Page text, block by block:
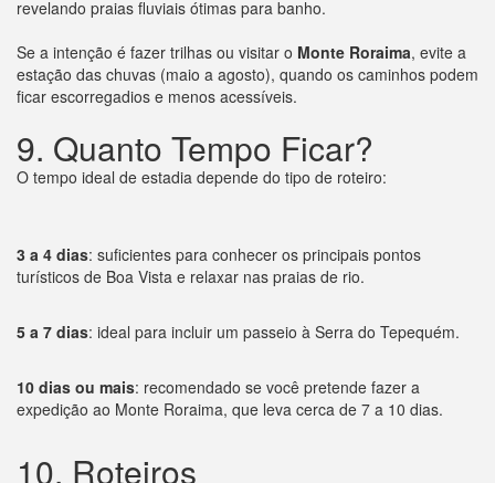
revelando praias fluviais ótimas para banho.
Se a intenção é fazer trilhas ou visitar o Monte Roraima, evite a
estação das chuvas (maio a agosto), quando os caminhos podem
ficar escorregadios e menos acessíveis.
9. Quanto Tempo Ficar?
O tempo ideal de estadia depende do tipo de roteiro:
3 a 4 dias: suficientes para conhecer os principais pontos
turísticos de Boa Vista e relaxar nas praias de rio.
5 a 7 dias: ideal para incluir um passeio à Serra do Tepequém.
10 dias ou mais: recomendado se você pretende fazer a
expedição ao Monte Roraima, que leva cerca de 7 a 10 dias.
10. Roteiros